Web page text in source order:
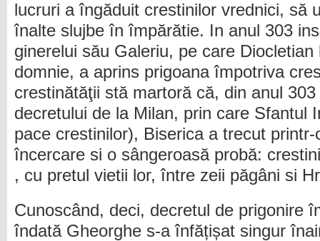
lucruri a îngăduit crestinilor vrednici, să
înalte slujbe în împărătie. In anul 303
ginerelui său Galeriu, pe care
domnie, a aprins prigoana împotriva
crestinătăţii stă martoră că, din anul
decretului de la Milan, prin care Sfantul
pace crestinilor), Biserica a trecut
încercare si o sângeroasă probă:
, cu pretul vietii lor, între zeii păgâni si
Cunoscând, deci, decretul de prigonire
îndată Gheorghe s-a înfățișat singur